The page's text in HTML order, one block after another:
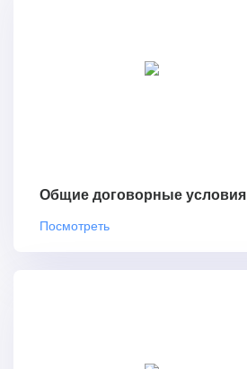
Общие договорные условия
Посмотреть